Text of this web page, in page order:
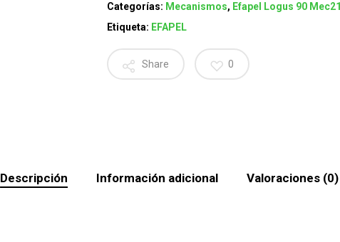
Categorías: Mecanismos, Efapel Logus 90 Mec21
Etiqueta: EFAPEL
Share 0
Descripción Información adicional Valoraciones (0)